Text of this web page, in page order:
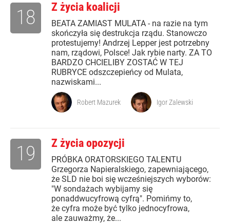
Z życia koalicji
BEATA ZAMIAST MULATA - na razie na tym
skończyła się destrukcja rządu. Stanowczo
protestujemy! Andrzej Lepper jest potrzebny
nam, rządowi, Polsce! Jak rybie narty. ZA TO
BARDZO CHCIELIBY ZOSTAĆ W TEJ
RUBRYCE odszczepieńcy od Mulata,
nazwiskami...
18
Robert Mazurek Igor Zalewski
Z życia opozycji
PRÓBKA ORATORSKIEGO TALENTU
Grzegorza Napieralskiego, zapewniającego,
że SLD nie boi się wcześniejszych wyborów:
"W sondażach wybijamy się
ponaddwucyfrową cyfrą". Pomińmy to,
że cyfra może być tylko jednocyfrowa,
ale zauważmy, że...
19